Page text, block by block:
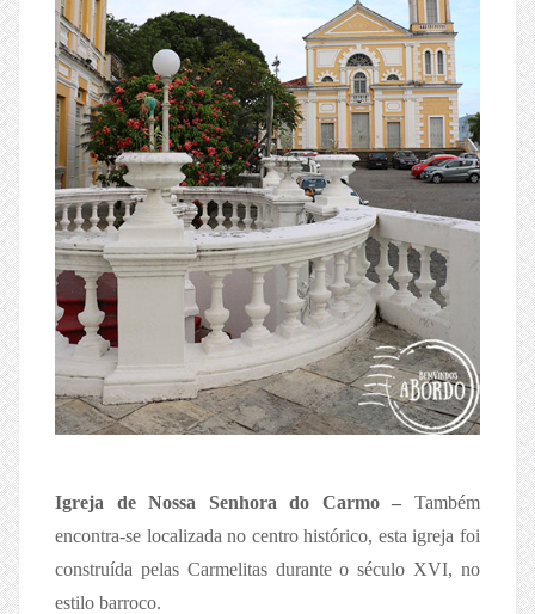
Igreja de Nossa Senhora do Carmo – Também
encontra-se localizada no centro histórico, esta igreja foi
construída pelas Carmelitas durante o século XVI, no
estilo barroco.